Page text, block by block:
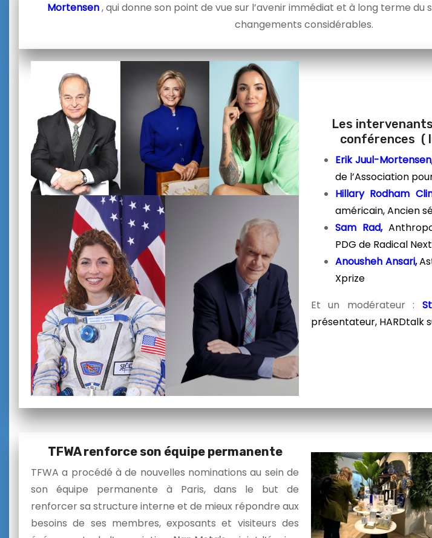
Mortensen, qui donne son point de vue sur l’avenir immédiat et à long terme du
changements considérables.
Les
conférences (
Erik Juul-
de l’Association
Hillary Rodham
américain,Ancien
Sam Rad,
PDG de Radical Next
Anousheh Ansari,
Xprize
Et un modérateur :
présentateur, HARDtalk
TFWA renforce son équipe permanente
TFWA a procédé à de nouvelles nominations au sein de
son équipe permanente à Paris, dans le but de
renforcer sa structure interne et de mieux répondre aux
besoins de ses membres, exposants et visiteurs des